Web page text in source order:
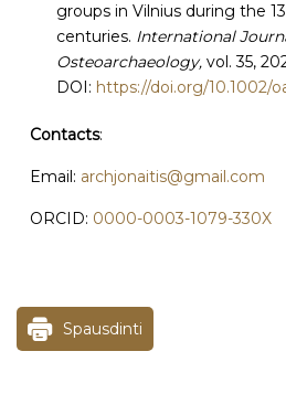
groups in Vilnius during the
centuries. International
Osteoarchaeology, vol. 35,
DOI: https://doi.org/10.1002/
Contacts:
Email: archjonaitis@gmail.com
ORCID: 0000-0003-1079-330X
Spausdinti